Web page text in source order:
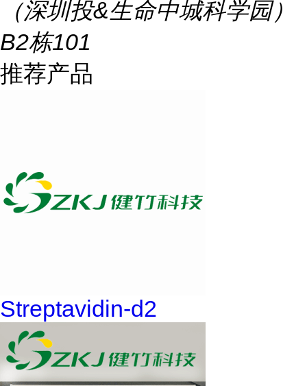
（深圳投&生命中城科学园）
B2栋101
推荐产品
Streptavidin-d2